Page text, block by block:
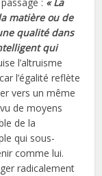
: « La
matière ou de
qualité dans
qui
l’altruisme
l’égalité reflète
vers un même
de moyens
de la
qui sous-
comme lui.
radicalement